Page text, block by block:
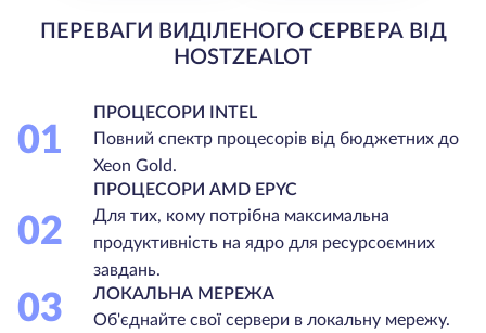
ПЕРЕВАГИ ВИДІЛЕНОГО СЕРВЕРА ВІД
HOSTZEALOT
01
ПРОЦЕСОРИ INTEL
Повний спектр процесорів від бюджетних до
Xeon Gold.
02
ПРОЦЕСОРИ AMD EPYC
Для тих, кому потрібна максимальна
продуктивність на ядро для ресурсоємних
завдань.
03
ЛОКАЛЬНА МЕРЕЖА
Об'єднайте свої сервери в локальну мережу.